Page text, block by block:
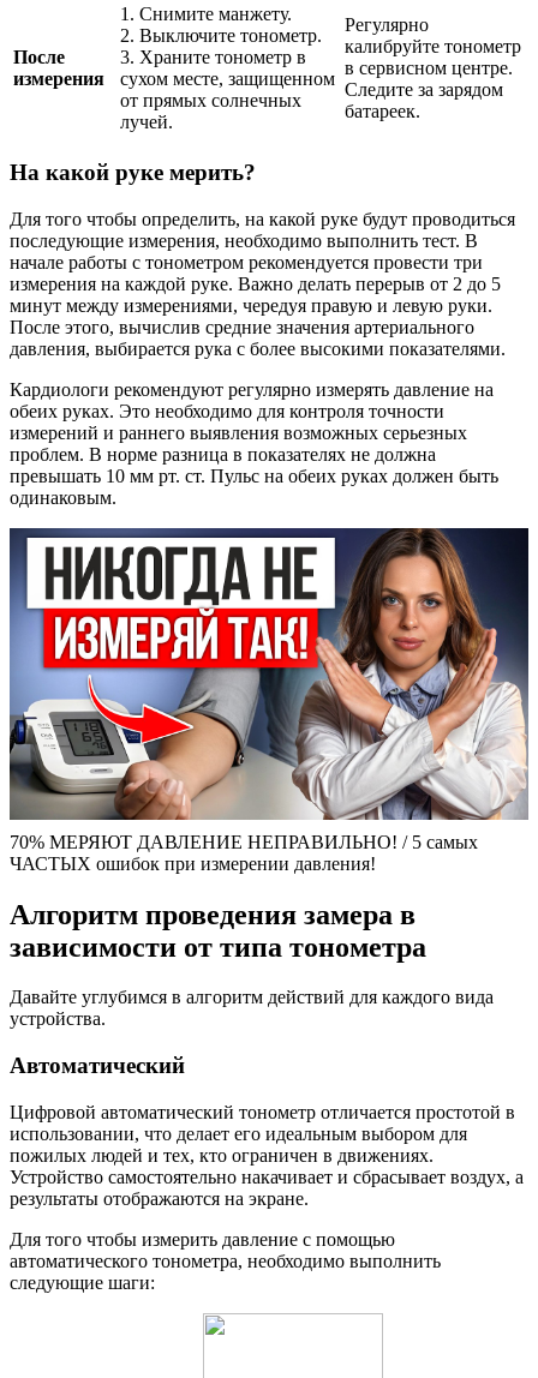
После
измерения
1. Снимите манжету.
2. Выключите тонометр.
3. Храните тонометр в
сухом месте, защищенном
от прямых солнечных
лучей.
Регулярно
калибруйте тонометр
в сервисном центре.
Следите за зарядом
батареек.
На какой руке мерить?
Для того чтобы определить, на какой руке будут проводиться
последующие измерения, необходимо выполнить тест. В
начале работы с тонометром рекомендуется провести три
измерения на каждой руке. Важно делать перерыв от 2 до 5
минут между измерениями, чередуя правую и левую руки.
После этого, вычислив средние значения артериального
давления, выбирается рука с более высокими показателями.
Кардиологи рекомендуют регулярно измерять давление на
обеих руках. Это необходимо для контроля точности
измерений и раннего выявления возможных серьезных
проблем. В норме разница в показателях не должна
превышать 10 мм рт. ст. Пульс на обеих руках должен быть
одинаковым.
70% МЕРЯЮТ ДАВЛЕНИЕ НЕПРАВИЛЬНО! / 5 самых
ЧАСТЫХ ошибок при измерении давления!
Алгоритм проведения замера в
зависимости от типа тонометра
Давайте углубимся в алгоритм действий для каждого вида
устройства.
Автоматический
Цифровой автоматический тонометр отличается простотой в
использовании, что делает его идеальным выбором для
пожилых людей и тех, кто ограничен в движениях.
Устройство самостоятельно накачивает и сбрасывает воздух, а
результаты отображаются на экране.
Для того чтобы измерить давление с помощью
автоматического тонометра, необходимо выполнить
следующие шаги: